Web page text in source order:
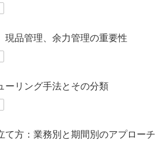
現品管理、余力管理の重要性
ーリング手法とその分類
て方：業務別と期間別のアプローチ